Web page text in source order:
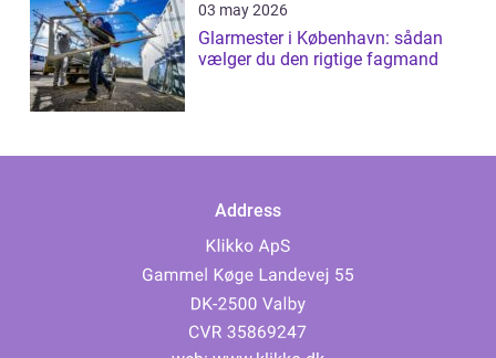
03 may 2026
Glarmester i København: sådan
vælger du den rigtige fagmand
Address